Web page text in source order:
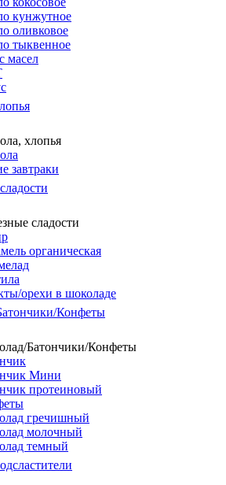
кунжутное
оливковое
тыквенное
масел
хлопья
завтраки
сладости
органическая
орехи в шоколаде
Конфеты
Батончики/Конфеты
Мини
протеиновый
гречишный
молочный
темный